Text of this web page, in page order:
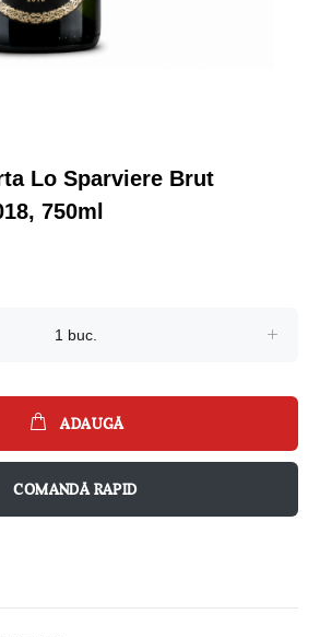
Lo Sparviere Brut
750ml
ADAUGĂ
COMANDĂ RAPID